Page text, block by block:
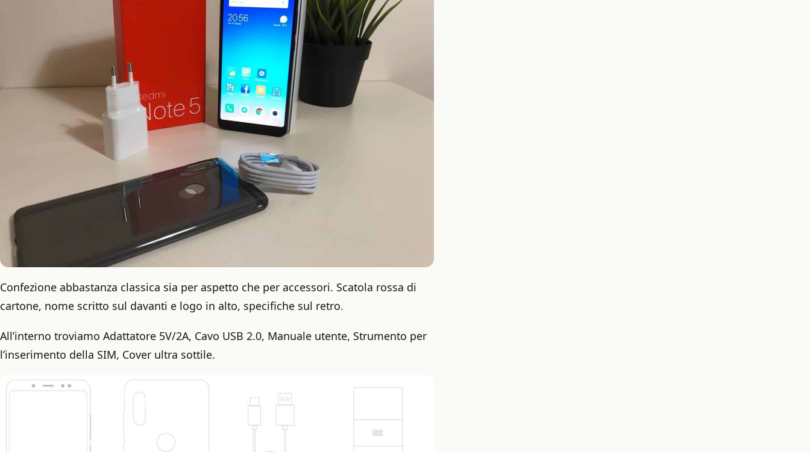
Confezione abbastanza classica sia per aspetto che per accessori. Scatola rossa di
cartone, nome scritto sul davanti e logo in alto, specifiche sul retro.
All’interno troviamo Adattatore 5V/2A, Cavo USB 2.0, Manuale utente, Strumento per
l’inserimento della SIM, Cover ultra sottile.